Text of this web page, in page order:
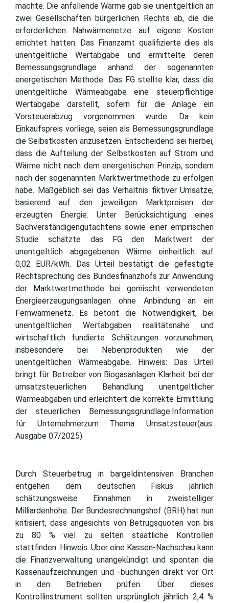
machte. Die anfallende Wärme gab sie unentgeltlich an
zwei Gesellschaften bürgerlichen Rechts ab, die die
erforderlichen Nahwärmenetze auf eigene Kosten
errichtet hatten. Das Finanzamt qualifizierte dies als
unentgeltliche Wertabgabe und ermittelte deren
Bemessungsgrundlage anhand der sogenannten
energetischen Methode. Das FG stellte klar, dass die
unentgeltliche Wärmeabgabe eine steuerpflichtige
Wertabgabe darstellt, sofern für die Anlage ein
Vorsteuerabzug vorgenommen wurde. Da kein
Einkaufspreis vorliege, seien als Bemessungsgrundlage
die Selbstkosten anzusetzen. Entscheidend sei hierbei,
dass die Aufteilung der Selbstkosten auf Strom und
Wärme nicht nach dem energetischen Prinzip, sondern
nach der sogenannten Marktwertmethode zu erfolgen
habe. Maßgeblich sei das Verhältnis fiktiver Umsätze,
basierend auf den jeweiligen Marktpreisen der
erzeugten Energie. Unter Berücksichtigung eines
Sachverständigengutachtens sowie einer empirischen
Studie schätzte das FG den Marktwert der
unentgeltlich abgegebenen Wärme einheitlich auf
0,02 EUR/kWh. Das Urteil bestätigt die gefestigte
Rechtsprechung des Bundesfinanzhofs zur Anwendung
der Marktwertmethode bei gemischt verwendeten
Energieerzeugungsanlagen ohne Anbindung an ein
Fernwärmenetz. Es betont die Notwendigkeit, bei
unentgeltlichen Wertabgaben realitätsnahe und
wirtschaftlich fundierte Schätzungen vorzunehmen,
insbesondere bei Nebenprodukten wie der
unentgeltlichen Wärmeabgabe. Hinweis: Das Urteil
bringt für Betreiber von Biogasanlagen Klarheit bei der
umsatzsteuerlichen Behandlung unentgeltlicher
Wärmeabgaben und erleichtert die korrekte Ermittlung
der steuerlichen Bemessungsgrundlage.Information
für: Unternehmerzum Thema: Umsatzsteuer(aus:
Ausgabe 07/2025)
Durch Steuerbetrug in bargeldintensiven Branchen
entgehen dem deutschen Fiskus jährlich
schätzungsweise Einnahmen in zweistelliger
Milliardenhöhe. Der Bundesrechnungshof (BRH) hat nun
kritisiert, dass angesichts von Betrugsquoten von bis
zu 80 % viel zu selten staatliche Kontrollen
stattfinden. Hinweis: Über eine Kassen-Nachschau kann
die Finanzverwaltung unangekündigt und spontan die
Kassenaufzeichnungen und -buchungen direkt vor Ort
in den Betrieben prüfen. Über dieses
Kontrollinstrument sollten ursprünglich jährlich 2,4 %